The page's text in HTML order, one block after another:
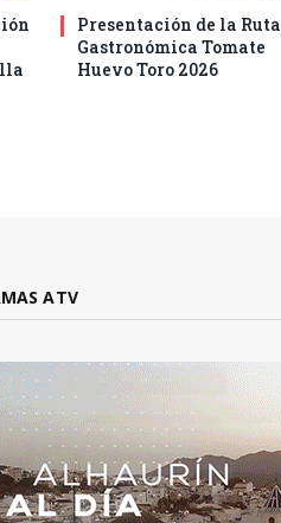
Presentación de la Ruta
Gastronómica Tomate
Huevo Toro 2026
ATV